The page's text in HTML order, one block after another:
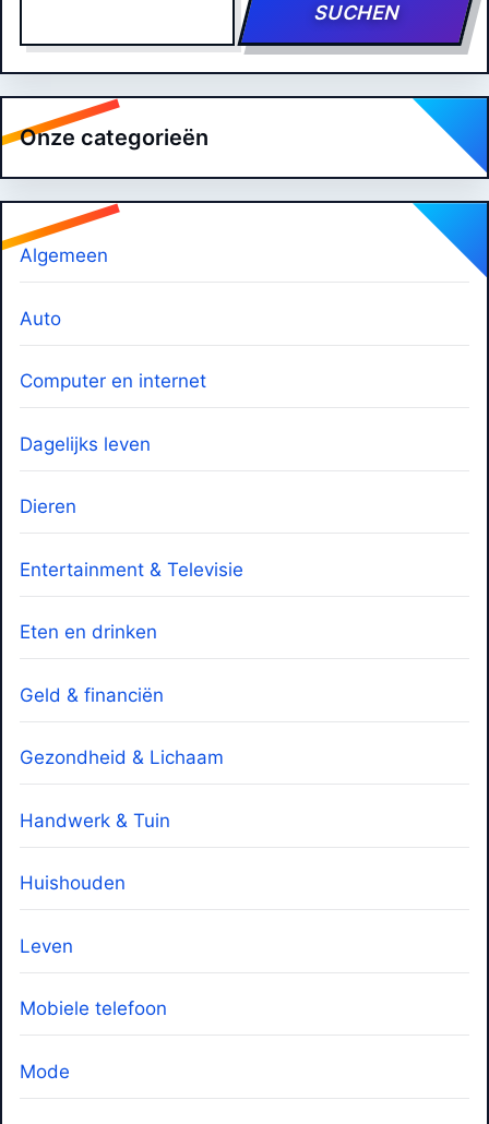
SUCHEN
Onze categorieën
Algemeen
Auto
Computer en internet
Dagelijks leven
Dieren
Entertainment & Televisie
Eten en drinken
Geld & financiën
Gezondheid & Lichaam
Handwerk & Tuin
Huishouden
Leven
Mobiele telefoon
Mode